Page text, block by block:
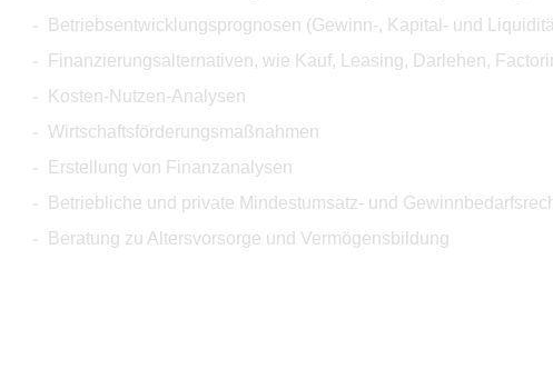
Betriebsentwicklungsprognosen (Gewinn-, Kapital- und
Finanzierungsalternativen, wie Kauf, Leasing, Darlehen,
Kosten-Nutzen-Analysen
Wirtschaftsförderungsmaßnahmen
Erstellung von Finanzanalysen
Betriebliche und private Mindestumsatz- und
Beratung zu Altersvorsorge und Vermögensbildung